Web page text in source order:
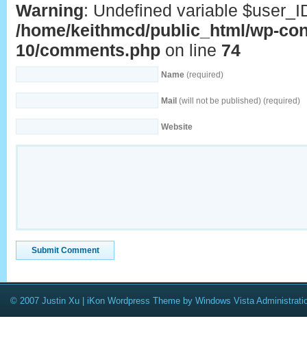
Warning: Undefined variable
/home/keithmcd/public_html/wp-
10/comments.php on line 74
Name (required)
Mail (will not be published) (required)
Website
© 2007 Justin Xu | iKon Wordpress Theme by Windows Vista